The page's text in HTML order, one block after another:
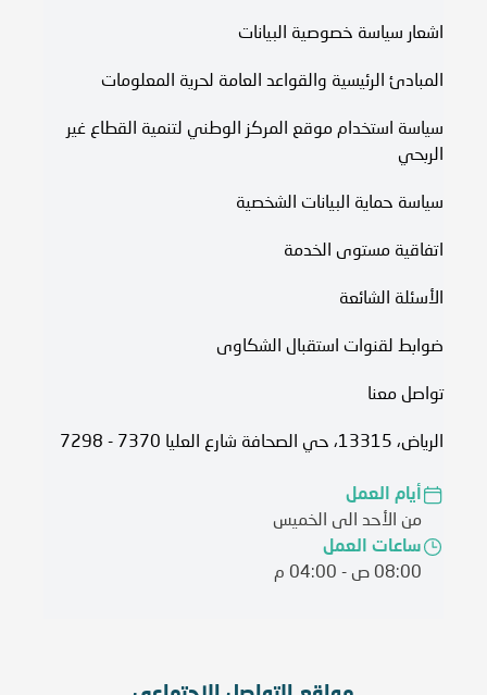
اشعار سياسة خصوصية البيانات
المبادئ الرئيسية والقواعد العامة لحرية المعلومات
سياسة استخدام موقع المركز الوطني لتنمية القطاع غير
الربحي
سياسة حماية البيانات الشخصية
اتفاقية مستوى الخدمة​
الأسئلة الشائعة
ضوابط لقنوات استقبال الشكاوى
تواصل معنا
الرياض، 13315، حي الصحافة شارع العليا 7370 - 7298
أيام العمل
من الأحد الى الخميس
ساعات العمل
08:00 ص - 04:00 م